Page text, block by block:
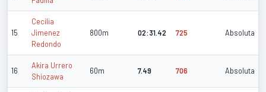
15
Cecilia
Jimenez
Redondo
800m 02:31.42 725 Absoluta
16
Akira Urrero
Shiozawa
60m 7.49 706 Absoluta